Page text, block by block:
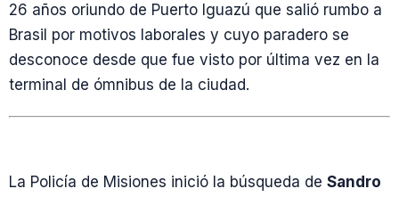
26 años oriundo de Puerto Iguazú que salió rumbo a
Brasil por motivos laborales y cuyo paradero se
desconoce desde que fue visto por última vez en la
terminal de ómnibus de la ciudad.
La Policía de Misiones inició la búsqueda de Sandro